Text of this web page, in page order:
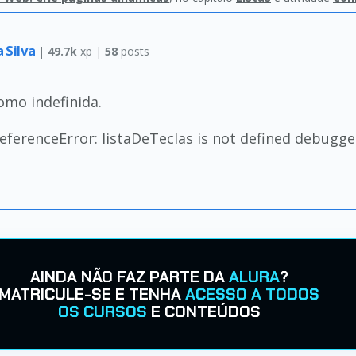
Silva | 49.7k xp | 58posts
indefinida.
listaDeTeclas is not defined
AINDA NÃO FAZ PARTE DAALURA?
SE E TENHAACESSO A TODOS
OS CURSOS E CONTEÚDOS